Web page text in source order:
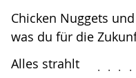
Chicken Nuggets
was du für die
Alles strahlt